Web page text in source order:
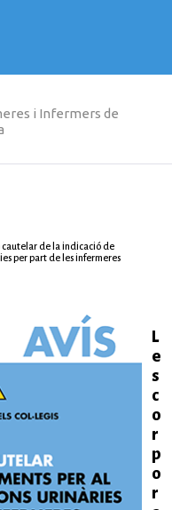
i Infermers de
cautelar de la indicació de
per part de les infermeres
L
e
s
c
o
r
p
o
r